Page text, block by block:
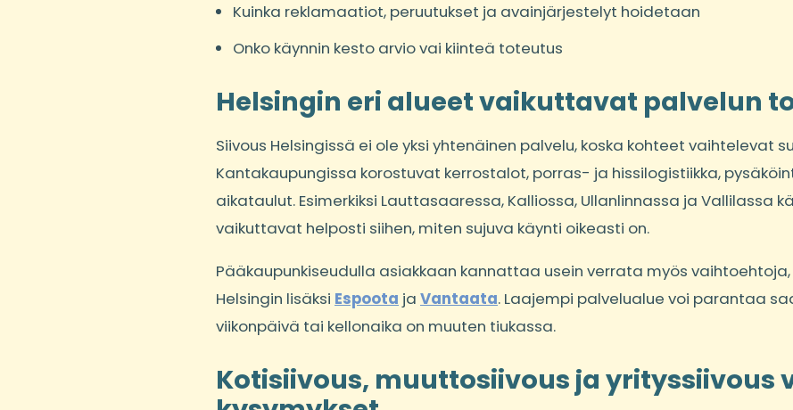
Kuinka reklamaatiot, peruutukset ja avainjärjestelyt hoidetaan
Onko käynnin kesto arvio vai kiinteä toteutus
Helsingin eri alueet vaikuttavat palvelun
Siivous Helsingissä ei ole yksi yhtenäinen palvelu, koska kohteet vaihtelevat
Kantakaupungissa korostuvat kerrostalot, porras- ja hissilogistiikka,
aikataulut. Esimerkiksi Lauttasaaressa, Kalliossa, Ullanlinnassa ja Vallilassa
vaikuttavat helposti siihen, miten sujuva käynti oikeasti on.
Pääkaupunkiseudulla asiakkaan kannattaa usein verrata myös
Helsingin lisäksi Espoota ja Vantaata. Laajempi palvelualue voi parantaa
viikonpäivä tai kellonaika on muuten tiukassa.
Kotisiivous, muuttosiivous ja yrityssiivous